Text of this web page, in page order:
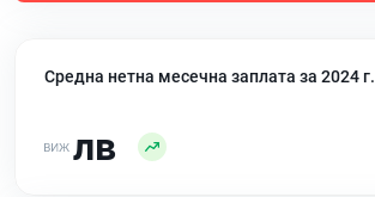
Средна нетна месечна заплата за 2024 г.
лв